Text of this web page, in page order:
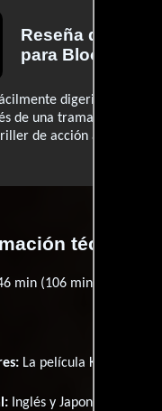
Reseña de
para Bloody
digerible de
de una trama boba que
de acción a velocidad
técnica y
min (106 minutos) .
La película Kate fué
Inglés y Japonés